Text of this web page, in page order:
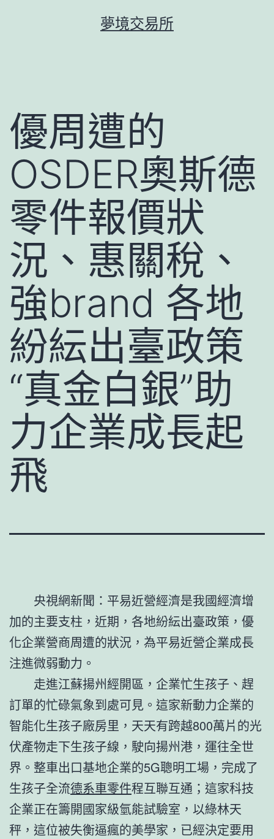
夢境交易所
優周遭的
OSDER奧斯德
零件報價狀
況、惠關稅、
強brand 各地
紛紜出臺政策
“真金白銀”助
力企業成長起
飛
央視網新聞：平易近營經濟是我國經濟增
加的主要支柱，近期，各地紛紜出臺政策，優
化企業營商周遭的狀況，為平易近營企業成長
注進微弱動力。
走進江蘇揚州經開區，企業忙生孩子、趕
訂單的忙碌氣象到處可見。這家新動力企業的
智能化生孩子廠房里，天天有跨越800萬片的光
伏產物走下生孩子線，駛向揚州港，運往全世
界。整車出口基地企業的5G聰明工場，完成了
生孩子全流德系車零件程互聯互通；這家科技
企業正在籌開國家級氫能試驗室，以綠林天
秤，這位被失衡逼瘋的美學家，已經決定要用